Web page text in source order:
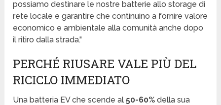
possiamo destinare le nostre batterie allo storage di
rete locale e garantire che continuino a fornire valore
economico e ambientale alla comunità anche dopo
il ritiro dalla strada."
PERCHÉ RIUSARE VALE PIÙ DEL
RICICLO IMMEDIATO
Una batteria EV che scende al50-60% della sua